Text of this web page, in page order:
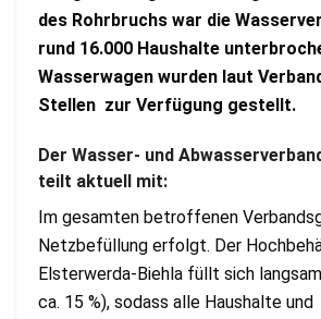
des Rohrbruchs war die
rund 16.000 Haushalte
Wasserwagen wurden laut
Stellen zur Verfügung gestellt.
Der Wasser- und
teilt aktuell mit:
Im gesamten betroffenen
Netzbefüllung erfolgt. Der
Elsterwerda-Biehla füllt sich
ca. 15 %), sodass alle Haushalte und